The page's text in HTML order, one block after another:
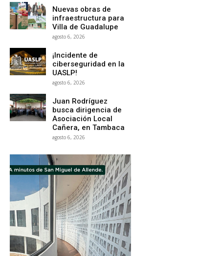
Nuevas obras de
infraestructura para
Villa de Guadalupe
agosto 6, 2026
¡Incidente de
ciberseguridad en la
UASLP!
agosto 6, 2026
Juan Rodríguez
busca dirigencia de
Asociación Local
Cañera, en Tambaca
agosto 6, 2026